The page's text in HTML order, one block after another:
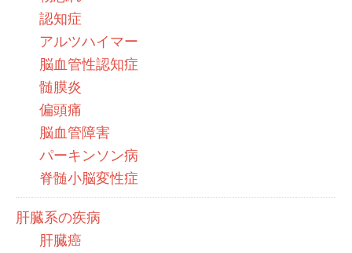
認知症
アルツハイマー
脳血管性認知症
髄膜炎
偏頭痛
脳血管障害
パーキンソン病
脊髄小脳変性症
肝臓系の疾病
肝臓癌